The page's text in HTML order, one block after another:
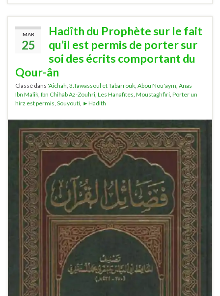
MAR
25
Hadîth du Prophète sur le fait
qu’il est permis de porter sur
soi des écrits comportant du
Qour-ân
Classé dans 'Aichah, 3.Tawassoul et Tabarrouk, Abou Nou'aym, Anas
Ibn Malik, Ibn Chihab Az-Zouhri, Les Hanafites, Moustaghfiri, Porter un
hirz est permis, Souyouti, ►Hadith